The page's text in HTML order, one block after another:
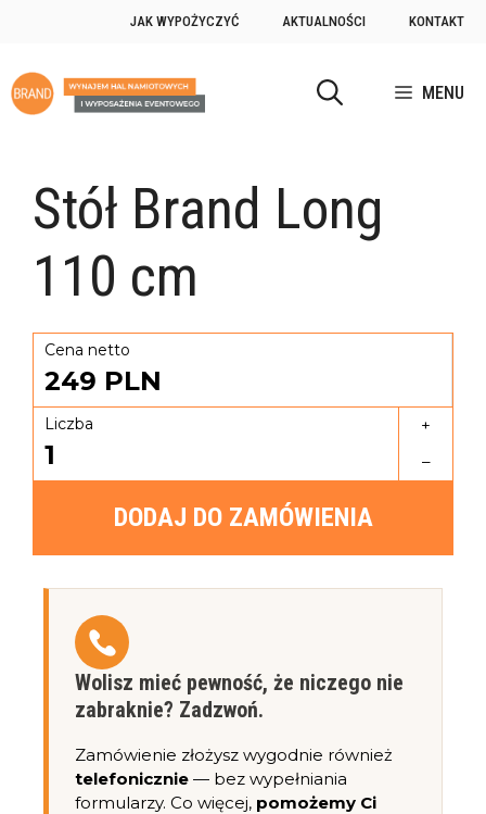
JAK WYPOŻYCZYĆ AKTUALNOŚCI KONTAKT
MENU
Stół Brand Long
110 cm
Cena netto
249 PLN
Liczba
1
+
–
DODAJ DO ZAMÓWIENIA
Wolisz mieć pewność, że niczego nie
zabraknie? Zadzwoń.
Zamówienie złożysz wygodnie również
telefonicznie — bez wypełniania
formularzy. Co więcej, pomożemy Ci